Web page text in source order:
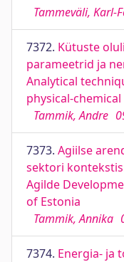
Tammeväli, Karl-
7372. Kütuste
parameetrid ja
Analytical
physical-
Tammik, Andre
7373. Agiilse
sektori
Agilde
of Estonia
Tammik, Annika
7374. Energia- ja